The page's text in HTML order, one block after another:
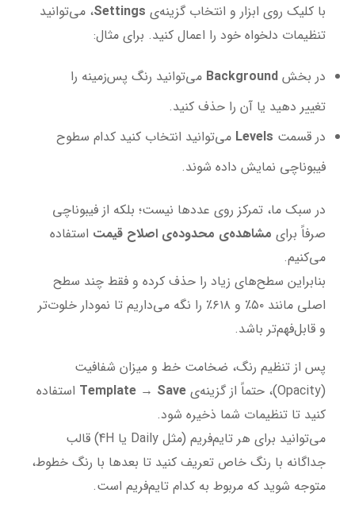
با کلیک روی ابزار و انتخاب گزینه‌ی Settings، می‌توانید
تنظیمات دلخواه خود را اعمال کنید. برای مثال:
در بخشBackground می‌توانید رنگ پس‌زمینه را
تغییر دهید یا آن را حذف کنید.
در قسمت Levels می‌توانید انتخاب کنید کدام سطوح
فیبوناچی نمایش داده شوند.
در سبک ما، تمرکز روی عددها نیست؛ بلکه از فیبوناچی
صرفاً برای مشاهده‌ی محدوده‌ی اصلاح قیمت استفاده
می‌کنیم.
بنابراین سطح‌های زیاد را حذف کرده و فقط چند سطح
اصلی مانند ۵۰٪ و ۶۱۸٪ را نگه می‌داریم تا نمودار خلوت‌تر
و قابل‌فهم‌تر باشد.
پس از تنظیم رنگ، ضخامت خط و میزان شفافیت
(Opacity)، حتماً از گزینه‌ی
Template → Save استفاده
کنید تا تنظیمات شما ذخیره شود.
می‌توانید برای هر تایم‌فریم (مثل Daily یا 4H) قالب
جداگانه با رنگ خاص تعریف کنید تا بعدها با رنگ خطوط،
متوجه شوید که مربوط به کدام تایم‌فریم است.